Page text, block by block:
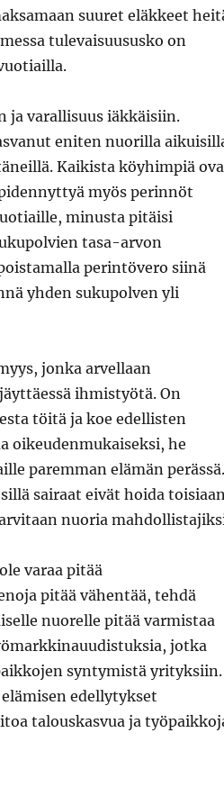
suuret eläkkeet
tulevaisuususko on
ja varallisuus iäkkäisiin.
eniten nuorilla
Kaikista köyhimpiä
myös perinnöt
minusta pitäisi
tasa-arvon
perintövero siinä
yhden sukupolven yli
jonka arvellaan
ihmistyötä. On
töitä ja koe edellisten
oikeudenmukaiseksi, he
paremman elämän perässä.
sairaat eivät hoida
nuoria
varaa pitää
pitää vähentää, tehdä
nuorelle pitää varmistaa
jotka
syntymistä yrityksiin.
edellytykset
talouskasvua ja